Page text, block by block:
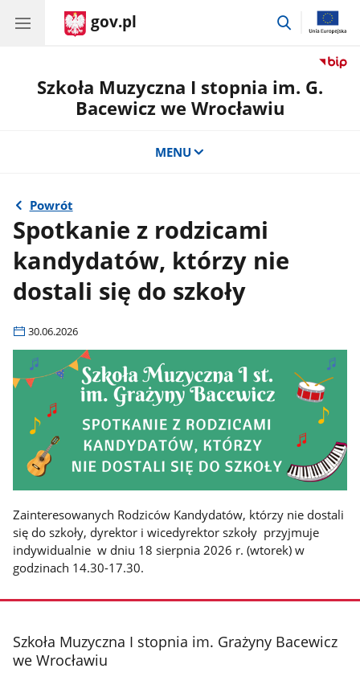
gov.pl
przejdź
Szkoła Muzyczna I stopnia im. G.
Bacewicz we Wrocławiu
MENU
Powrót
Spotkanie z rodzicami
kandydatów, którzy nie
dostali się do szkoły
30.06.2026
Zainteresowanych Rodziców Kandydatów, którzy nie dostali
się do szkoły, dyrektor i wicedyrektor szkoły przyjmuje
indywidualnie w dniu 18 sierpnia 2026 r. (wtorek) w
godzinach 14.30-17.30.
stopka
Szkoła Muzyczna I stopnia im. Grażyny Bacewicz
we Wrocławiu